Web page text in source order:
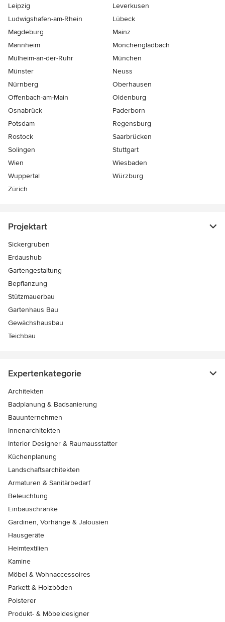
Leipzig
Leverkusen
Ludwigshafen-am-Rhein
Lübeck
Magdeburg
Mainz
Mannheim
Mönchen­gladbach
Mülheim-an-der-Ruhr
München
Münster
Neuss
Nürnberg
Oberhausen
Offenbach-am-Main
Oldenburg
Osnabrück
Paderborn
Potsdam
Regensburg
Rostock
Saarbrücken
Solingen
Stuttgart
Wien
Wiesbaden
Wuppertal
Würzburg
Zürich
Projektart
Sickergruben
Erdaushub
Gartengestaltung
Bepflanzung
Stützmauerbau
Gartenhaus Bau
Gewächshausbau
Teichbau
Expertenkategorie
Architekten
Badplanung & Badsanierung
Bauunternehmen
Innenarchitekten
Interior Designer & Raumausstatter
Küchenplanung
Landschaftsarchitekten
Armaturen & Sanitärbedarf
Beleuchtung
Einbauschränke
Gardinen, Vorhänge & Jalousien
Hausgeräte
Heimtextilien
Kamine
Möbel & Wohnaccessoires
Parkett & Holzböden
Polsterer
Produkt- & Möbeldesigner